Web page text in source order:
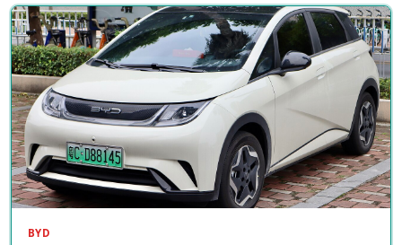
BYD